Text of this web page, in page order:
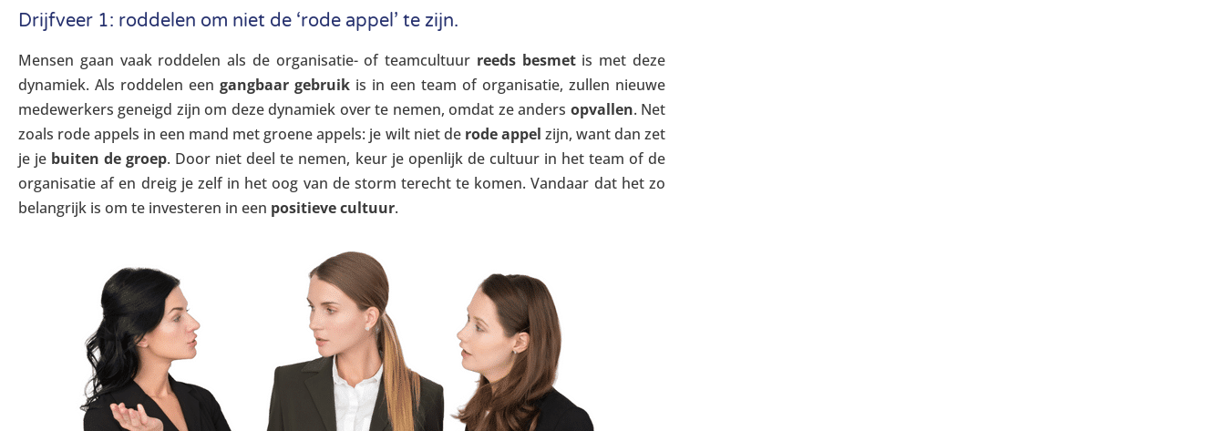
Drijfveer 1: roddelen om niet de ‘rode appel’ te zijn.
Mensen gaan vaak roddelen als de organisatie- of teamcultuur reeds besmet is met deze
dynamiek. Als roddelen een gangbaar gebruik is in een team of organisatie, zullen nieuwe
medewerkers geneigd zijn om deze dynamiek over te nemen, omdat ze anders opvallen. Net
zoals rode appels in een mand met groene appels: je wilt niet derode appel zijn, want dan zet
je je buiten de groep. Door niet deel te nemen, keur je openlijk de cultuur in het team of de
organisatie af en dreig je zelf in het oog van de storm terecht te komen. Vandaar dat het zo
belangrijk is om te investeren in een positieve cultuur.